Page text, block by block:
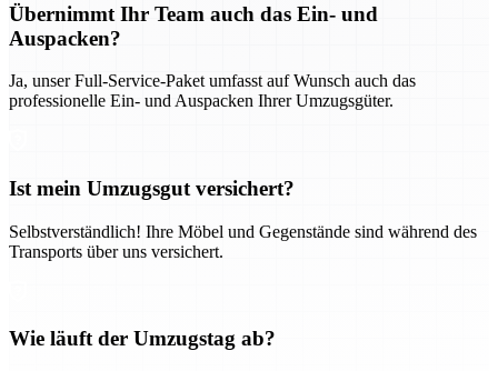
Übernimmt Ihr Team auch das Ein- und
Auspacken?
Ja, unser Full-Service-Paket umfasst auf Wunsch auch das
professionelle Ein- und Auspacken Ihrer Umzugsgüter.
Ist mein Umzugsgut versichert?
Selbstverständlich! Ihre Möbel und Gegenstände sind während des
Transports über uns versichert.
Wie läuft der Umzugstag ab?